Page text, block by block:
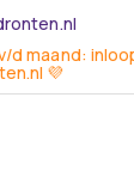
d maand:
💜